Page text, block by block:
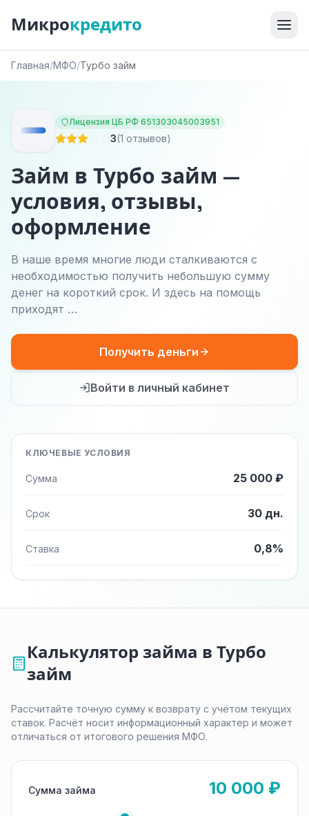
Микрокредито
Главная/МФО/Турбо займ
Лицензия ЦБ РФ 651303045003951
3(1 отзывов)
Займ в Турбо займ —
условия, отзывы,
оформление
В наше время многие люди сталкиваются с
необходимостью получить небольшую сумму
денег на короткий срок. И здесь на помощь
приходят …
Получить деньги
Войти в личный кабинет
КЛЮЧЕВЫЕ УСЛОВИЯ
Сумма 25 000 ₽
Срок 30 дн.
Ставка 0,8%
Калькулятор займа в Турбо
займ
Рассчитайте точную сумму к возврату с учётом текущих
ставок. Расчёт носит информационный характер и может
отличаться от итогового решения МФО.
Сумма займа 10 000 ₽